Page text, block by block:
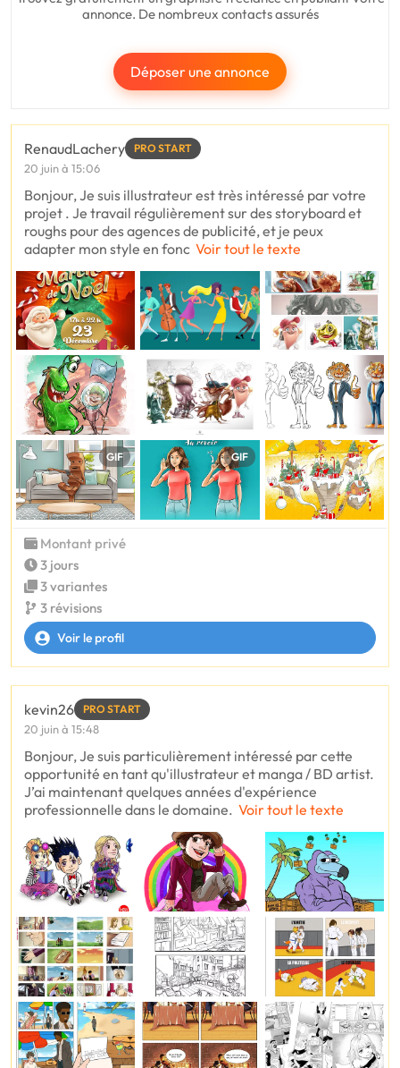
annonce. De nombreux contacts assurés
Déposer une annonce
RenaudLachery PRO START
20 juin à 15:06
Bonjour, Je suis illustrateur est très intéressé par votre
projet . Je travail régulièrement sur des storyboard et
roughs pour des agences de publicité, et je peux
adapter mon style en fonc Voir tout le texte
GIF GIF
Montant privé
3 jours
3 variantes
3 révisions
Voir le profil
kevin26 PRO START
20 juin à 15:48
Bonjour, Je suis particulièrement intéressé par cette
opportunité en tant qu'illustrateur et manga / BD artist.
J’ai maintenant quelques années d'expérience
professionnelle dans le domaine. Voir tout le texte